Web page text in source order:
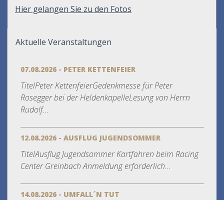
Hier gelangen Sie zu den Fotos
Aktuelle Veranstaltungen
07.08.2026 - PETER KETTENFEIER
TitelPeter KettenfeierGedenkmesse für Peter
Rosegger bei der HeldenkapelleLesung von Herrn
Rudolf...
12.08.2026 - AUSFLUG JUGENDSOMMER
TitelAusflug Jugendsommer Kartfahren beim Racing
Center Greinbach Anmeldung erforderlich...
14.08.2026 - UMFALL´N TUT